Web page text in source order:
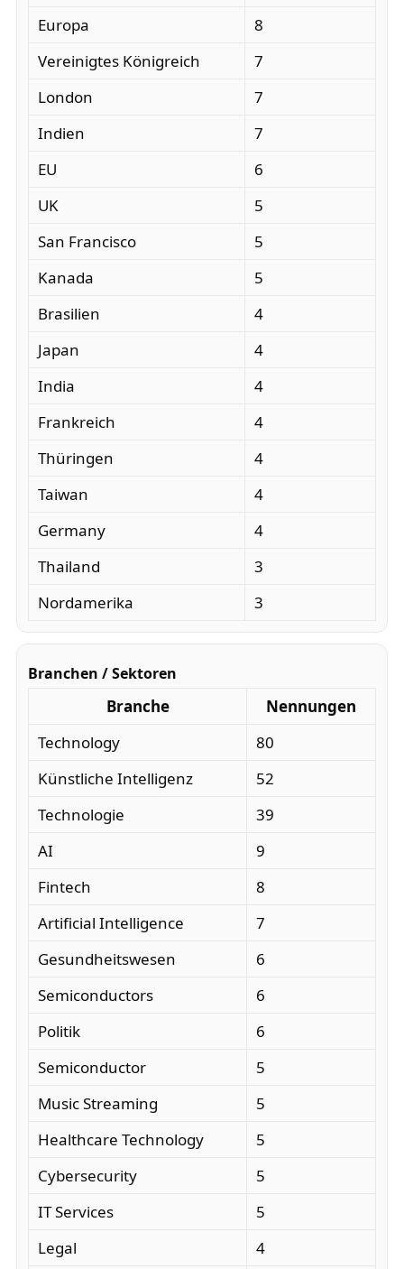
Europa
8
Vereinigtes Königreich
7
London
7
Indien
7
EU
6
UK
5
San Francisco
5
Kanada
5
Brasilien
4
Japan
4
India
4
Frankreich
4
Thüringen
4
Taiwan
4
Germany
4
Thailand
3
Nordamerika
3
Branchen / Sektoren
Branche
Nennungen
Technology
80
Künstliche Intelligenz
52
Technologie
39
AI
9
Fintech
8
Artificial Intelligence
7
Gesundheitswesen
6
Semiconductors
6
Politik
6
Semiconductor
5
Music Streaming
5
Healthcare Technology
5
Cybersecurity
5
IT Services
5
Legal
4